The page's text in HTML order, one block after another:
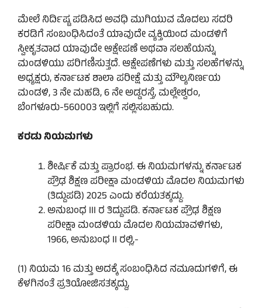
ಮೇಲೆ ನಿರ್ದಿಷ್ಟ ಪಡಿಸಿದ ಅವಧಿ ಮುಗಿಯುವ ಮೊದಲು ಸದರಿ
ಕರಡಿಗೆ ಸಂಬಂಧಿಸಿದಂತೆ ಯಾವುದೇ ವ್ಯಕ್ತಿಯಿಂದ ಮಂಡಳಿಗೆ
ಸ್ವೀಕೃತವಾದ ಯಾವುದೇ ಆಕ್ಷೇಪಣೆ ಅಥವಾ ಸಲಹೆಯನ್ನು
ಮಂಡಳಿಯು ಪರಿಗಣಿಸುತ್ತದೆ. ಆಕ್ಷೇಪಣೆಗಳು ಮತ್ತು ಸಲಹೆಗಳನ್ನು
ಅಧ್ಯಕ್ಷರು, ಕರ್ನಾಟಕ ಶಾಲಾ ಪರೀಕ್ಷೆ ಮತ್ತು ಮೌಲ್ಯನಿರ್ಣಯ
ಮಂಡಳಿ, 3 ನೇ ಮಹಡಿ, 6 ನೇ ಅಡ್ಡರಸ್ತೆ, ಮಲ್ಲೇಶ್ವರಂ,
ಬೆಂಗಳೂರು-560003 ಇಲ್ಲಿಗೆ ಸಲ್ಲಿಸಬಹುದು.
ಕರಡು ನಿಯಮಗಳು
ಶೀರ್ಷಿಕೆ ಮತ್ತು ಪ್ರಾರಂಭ. ಈ ನಿಯಮಗಳನ್ನು ಕರ್ನಾಟಕ
ಪ್ರೌಢ ಶಿಕ್ಷಣ ಪರೀಕ್ಷಾ ಮಂಡಳಿಯ ಮೊದಲ ನಿಯಮಗಳು
(ತಿದ್ದುಪಡಿ) 2025 ಎಂದು ಕರೆಯತಕ್ಕದ್ದು.
ಅನುಬಂಧ III ರ ತಿದ್ದುಪಡಿ. ಕರ್ನಾಟಕ ಪ್ರೌಢ ಶಿಕ್ಷಣ
ಪರೀಕ್ಷಾ ಮಂಡಳಿಯ ಮೊದಲ ನಿಯಮಾವಳಿಗಳು,
1966, ಅನುಬಂಧ II ರಲ್ಲಿ,-
(1) ನಿಯಮ 16 ಮತ್ತು ಅದಕ್ಕೆ ಸಂಬಂಧಿಸಿದ ನಮೂದುಗಳಿಗೆ, ಈ
ಕೆಳಗಿನಂತೆ ಪ್ರತಿಯೋಜಿಸತಕ್ಕದ್ದು,